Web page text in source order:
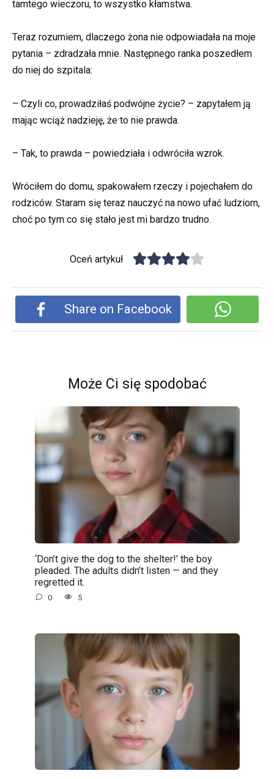
tamtego wieczoru, to wszystko kłamstwa.
Teraz rozumiem, dlaczego żona nie odpowiadała na moje
pytania – zdradzała mnie. Następnego ranka poszedłem
do niej do szpitala:
– Czyli co, prowadziłaś podwójne życie? – zapytałem ją
mając wciąż nadzieję, że to nie prawda.
– Tak, to prawda – powiedziała i odwróciła wzrok.
Wróciłem do domu, spakowałem rzeczy i pojechałem do
rodziców. Staram się teraz nauczyć na nowo ufać ludziom,
choć po tym co się stało jest mi bardzo trudno.
Oceń artykuł
Share on Facebook
Może Ci się spodobać
‘Don’t give the dog to the shelter!’ the boy
pleaded. The adults didn’t listen — and they
regretted it.
0 5